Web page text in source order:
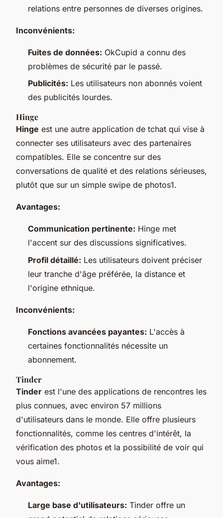
relations entre personnes de diverses origines.
Inconvénients:
Fuites de données: OkCupid a connu des
problèmes de sécurité par le passé.
Publicités: Les utilisateurs non abonnés voient
des publicités lourdes.
Hinge
Hinge est une autre application de tchat qui vise à
connecter ses utilisateurs avec des partenaires
compatibles. Elle se concentre sur des
conversations de qualité et des relations sérieuses,
plutôt que sur un simple swipe de photos1.
Avantages:
Communication pertinente: Hinge met
l'accent sur des discussions significatives.
Profil détaillé: Les utilisateurs doivent préciser
leur tranche d'âge préférée, la distance et
l'origine ethnique.
Inconvénients:
Fonctions avancées payantes: L'accès à
certaines fonctionnalités nécessite un
abonnement.
Tinder
Tinder est l'une des applications de rencontres les
plus connues, avec environ 57 millions
d'utilisateurs dans le monde. Elle offre plusieurs
fonctionnalités, comme les centres d'intérêt, la
vérification des photos et la possibilité de voir qui
vous aime1.
Avantages:
Large base d'utilisateurs: Tinder offre un